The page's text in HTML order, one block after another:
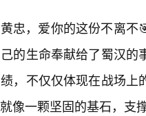
忠，爱你的这份不离
的生命奉献给了蜀汉
，不仅仅体现在战场
像一颗坚固的基石，支